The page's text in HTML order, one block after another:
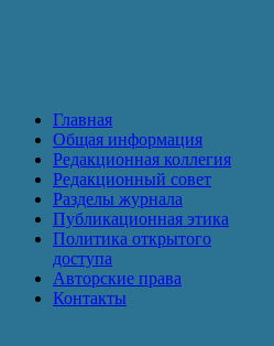
Главная
Общая информация
Редакционная коллегия
Редакционный совет
Разделы журнала
Публикационная этика
Политика открытого
доступа
Авторские права
Контакты